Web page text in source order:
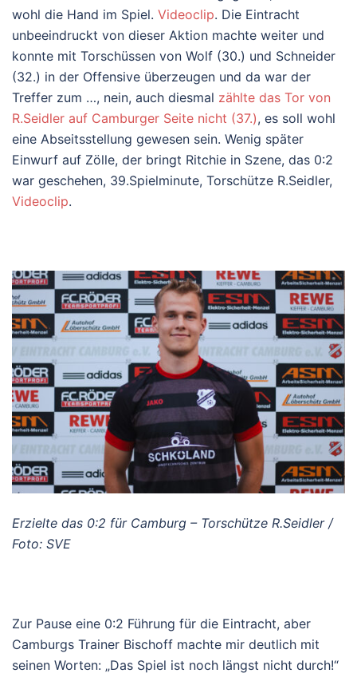
wohl die Hand im Spiel. Videoclip. Die Eintracht
unbeeindruckt von dieser Aktion machte weiter und
konnte mit Torschüssen von Wolf (30.) und Schneider
(32.) in der Offensive überzeugen und da war der
Treffer zum …, nein, auch diesmal zählte das Tor von
R.Seidler auf Camburger Seite nicht (37.), es soll wohl
eine Abseitsstellung gewesen sein. Wenig später
Einwurf auf Zölle, der bringt Ritchie in Szene, das 0:2
war geschehen, 39.Spielminute, Torschütze R.Seidler,
Videoclip.
Erzielte das 0:2 für Camburg – Torschütze R.Seidler /
Foto: SVE
Zur Pause eine 0:2 Führung für die Eintracht, aber
Camburgs Trainer Bischoff machte mir deutlich mit
seinen Worten: „Das Spiel ist noch längst nicht durch!“